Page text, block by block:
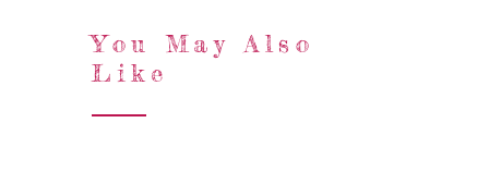
You May Also
Like